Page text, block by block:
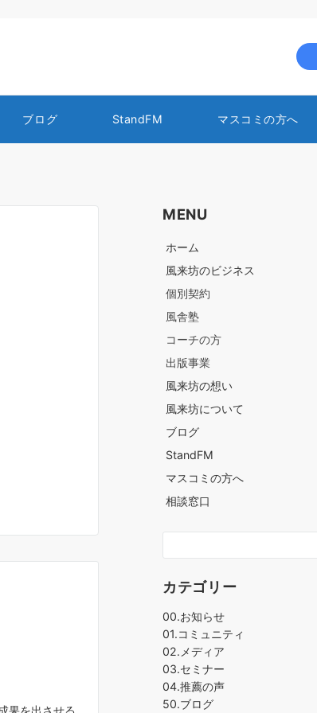
ブログ StandFM マスコミの方へ
果を出させる
MENU
ホーム
風来坊のビジネス
個別契約
風舎塾
コーチの方
出版事業
風来坊の想い
風来坊について
ブログ
StandFM
マスコミの方へ
相談窓口
カテゴリー
00.お知らせ
01.コミュニティ
02.メディア
03.セミナー
04.推薦の声
50.ブログ